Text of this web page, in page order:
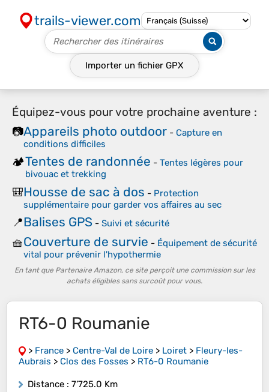
trails-viewer.com
Importer un fichier GPX
Équipez-vous pour votre prochaine aventure :
📷Appareils photo outdoor - Capture en
conditions difficiles
🏕️Tentes de randonnée - Tentes légères pour
bivouac et trekking
🎒Housse de sac à dos - Protection
supplémentaire pour garder vos affaires au sec
📍Balises GPS - Suivi et sécurité
🧺Couverture de survie - Équipement de sécurité
vital pour prévenir l'hypothermie
En tant que Partenaire Amazon, ce site perçoit une commission sur les
achats éligibles sans surcoût pour vous.
RT6-0 Roumanie
> France > Centre-Val de Loire > Loiret > Fleury-les-
Aubrais > Clos des Fosses > RT6-0 Roumanie
Distance : 7’725.0 Km